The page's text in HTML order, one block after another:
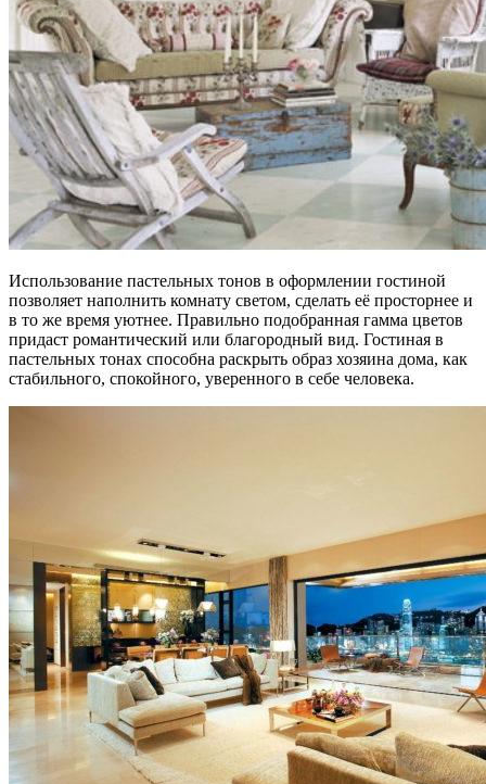
Использование пастельных тонов в оформлении гостиной
позволяет наполнить комнату светом, сделать её просторнее и
в то же время уютнее. Правильно подобранная гамма цветов
придаст романтический или благородный вид. Гостиная в
пастельных тонах способна раскрыть образ хозяина дома, как
стабильного, спокойного, уверенного в себе человека.